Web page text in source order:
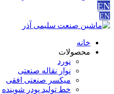
EN
EN
خانه
محصولات
نورد
نوار نقاله صنعتی
ميكسر صنعتی افقی
خط تولید پودر شوينده